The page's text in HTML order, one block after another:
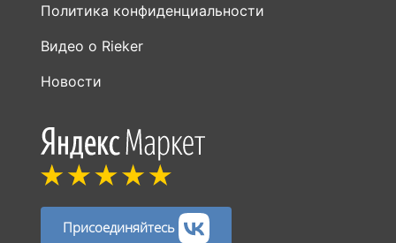
Политика конфиденциальности
Видео о Rieker
Новости
Присоединяйтесь